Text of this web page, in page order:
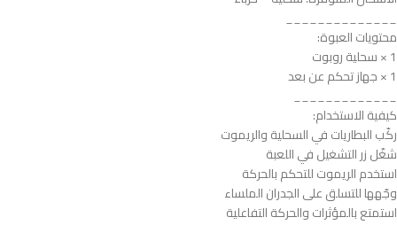
______________
محتويات العبوة:
1 × سحلية روبوت
1 × جهاز تحكم عن بعد
_____________
كيفية الاستخدام:
ركّب البطاريات في السحلية والريموت
شغّل زر التشغيل في اللعبة
استخدم الريموت للتحكم بالحركة
وجّهها للتسلق على الجدران الملساء
استمتع بالمؤثرات والحركة التفاعلية